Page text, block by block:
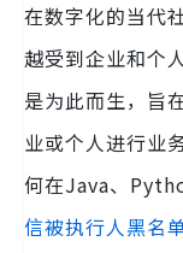
在数字化的当代
越受到企业和个
是为此而生，旨
业或个人进行业
何在Java、
信被执行人黑名